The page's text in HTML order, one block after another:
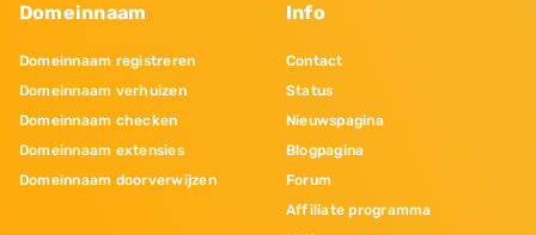
Domeinnaam
Domeinnaam registreren
Domeinnaam verhuizen
Domeinnaam checken
Domeinnaam extensies
Domeinnaam doorverwijzen
Info
Contact
Status
Nieuwspagina
Blogpagina
Forum
Affiliate programma